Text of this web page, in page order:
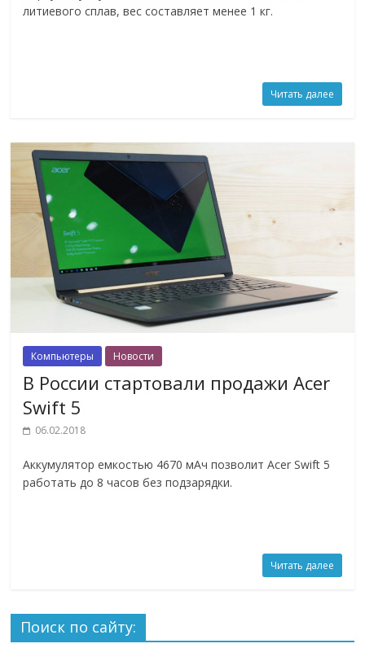
литиевого сплав, вес составляет менее 1 кг.
Читать далее
Компьютеры Новости
В России стартовали продажи Acer
Swift 5
06.02.2018
Аккумулятор емкостью 4670 мАч позволит Acer Swift 5
работать до 8 часов без подзарядки.
Читать далее
Поиск по сайту: